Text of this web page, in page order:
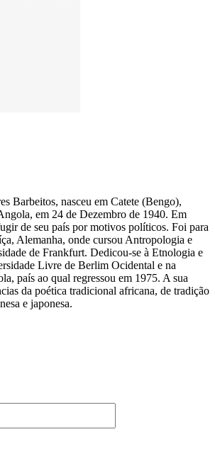
Barbeitos, nasceu em Catete (Bengo),
em 24 de Dezembro de 1940. Em
de seu país por motivos políticos. Foi para
Alemanha, onde cursou Antropologia e
de Frankfurt. Dedicou-se à Etnologia e
Livre de Berlim Ocidental e na
país ao qual regressou em 1975. A sua
da poética tradicional africana, de tradição
e japonesa.